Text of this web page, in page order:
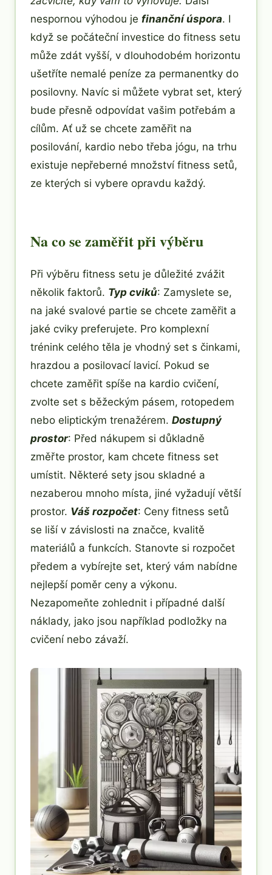
nespornou výhodou je finanční úspora. I
když se počáteční investice do fitness setu
může zdát vyšší, v dlouhodobém horizontu
ušetříte nemalé peníze za permanentky do
posilovny. Navíc si můžete vybrat set, který
bude přesně odpovídat vašim potřebám a
cílům. Ať už se chcete zaměřit na
posilování, kardio nebo třeba jógu, na trhu
existuje nepřeberné množství fitness setů,
ze kterých si vybere opravdu každý.
Na co se zaměřit při výběru
Při výběru fitness setu je důležité zvážit
několik faktorů. Typ cviků: Zamyslete se,
na jaké svalové partie se chcete zaměřit a
jaké cviky preferujete. Pro komplexní
trénink celého těla je vhodný set s činkami,
hrazdou a posilovací lavicí. Pokud se
chcete zaměřit spíše na kardio cvičení,
zvolte set s běžeckým pásem, rotopedem
nebo eliptickým trenažérem. Dostupný
prostor: Před nákupem si důkladně
změřte prostor, kam chcete fitness set
umístit. Některé sety jsou skladné a
nezaberou mnoho místa, jiné vyžadují větší
prostor. Váš rozpočet: Ceny fitness setů
se liší v závislosti na značce, kvalitě
materiálů a funkcích. Stanovte si rozpočet
předem a vybírejte set, který vám nabídne
nejlepší poměr ceny a výkonu.
Nezapomeňte zohlednit i případné další
náklady, jako jsou například podložky na
cvičení nebo závaží.